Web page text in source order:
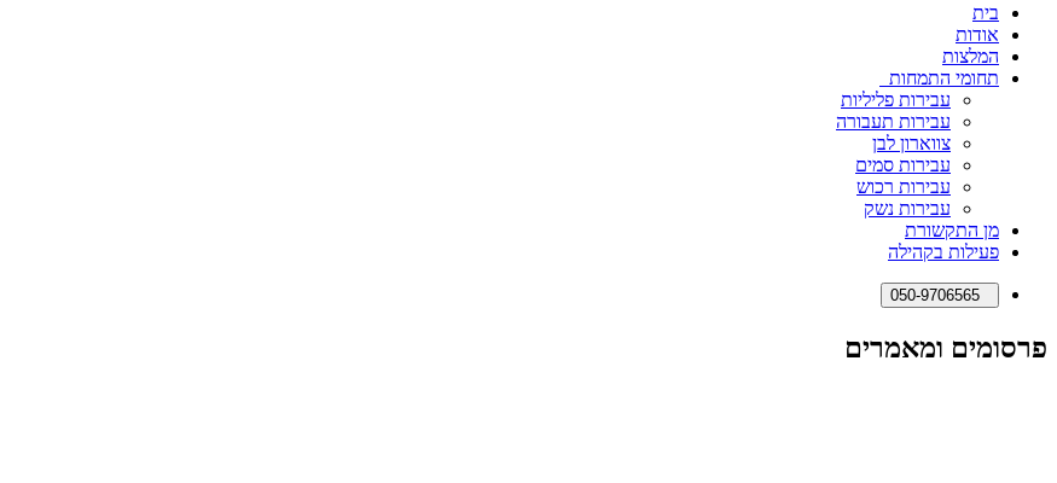
בית
אודות
המלצות
תחומי התמחות
עבירות פליליות
עבירות תעבורה
צווארון לבן
עבירות סמים
עבירות רכוש
עבירות נשק
מן התקשורת
פעילות בקהילה
פרסומים ומאמרים